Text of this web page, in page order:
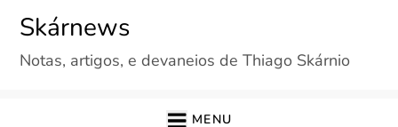
content
Skárnews
Notas, artigos, e devaneios de Thiago Skárnio
MENU